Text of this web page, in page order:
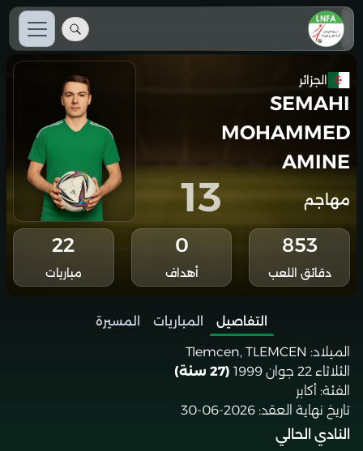
الجزائر
SEMAHI
MOHAMMED
AMINE
مهاجم 13
853
دقائق اللعب
0
أهداف
22
مباريات
التفاصيل المباريات
المسيرة
الميلاد: Tlemcen, TLEMCEN
الثلاثاء 22 جوان 1999
(27 سنة)
الفئة: أكابر
تاريخ نهاية العقد: 2026-06-30
النادي الحالي